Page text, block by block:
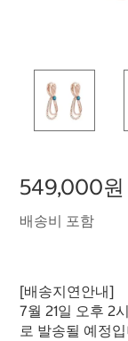
549,000원
배송비 포함
[배송지연안내]
7월 21일 오후 2
로 발송될 예정